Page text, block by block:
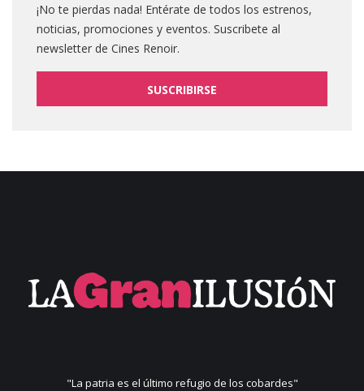
¡No te pierdas nada! Entérate de todos los estrenos,
noticias, promociones y eventos. Suscribete al
newsletter de Cines Renoir.
SUSCRIBIRSE
"La patria es el último refugio de los cobardes"